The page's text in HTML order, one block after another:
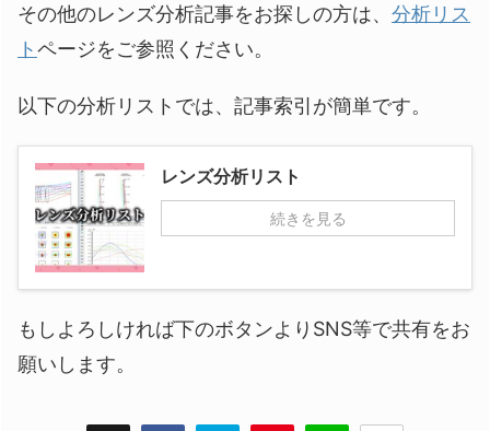
その他のレンズ分析記事をお探しの方は、 分析リス
トページをご参照ください。
以下の分析リストでは、記事索引が簡単です。
レンズ分析リスト
続きを見る
もしよろしければ下のボタンよりSNS等で共有をお
願いします。